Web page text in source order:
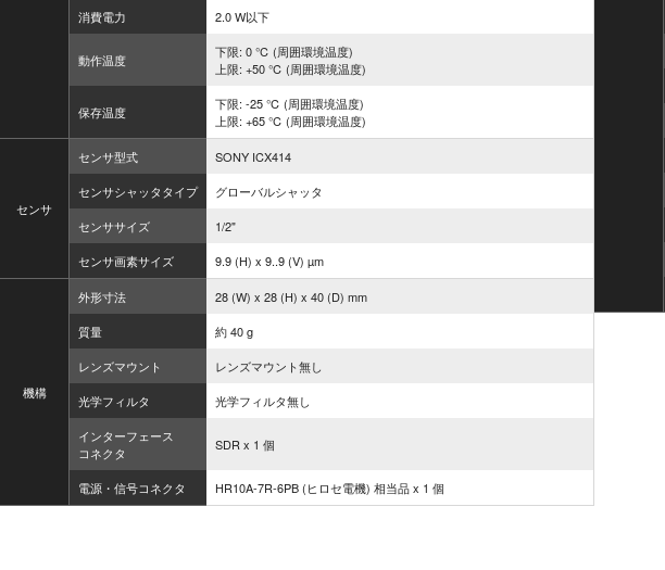
消費電力
2.0 W以下
動作温度
下限: 0 ℃ (周囲環境温度)
上限: +50 ℃ (周囲環境温度)
保存温度
下限: -25 ℃ (周囲環境温度)
上限: +65 ℃ (周囲環境温度)
センサ
センサ型式
SONY ICX414
センサシャッタタイプ
グローバルシャッタ
センササイズ
1/2"
センサ画素サイズ
9.9 (H) x 9..9 (V) µm
機構
外形寸法
28 (W) x 28 (H) x 40 (D) mm
質量
約 40 g
レンズマウント
レンズマウント無し
光学フィルタ
光学フィルタ無し
インターフェース
コネクタ
SDR x 1 個
電源・信号コネクタ HR10A-7R-6PB (ヒロセ電機) 相当品 x 1 個